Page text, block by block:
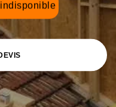
indisponible